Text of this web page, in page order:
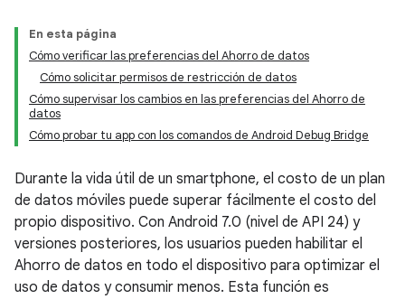
En esta página
Cómo verificar las preferencias del Ahorro de datos
Cómo solicitar permisos de restricción de datos
Cómo supervisar los cambios en las preferencias del Ahorro de
datos
Cómo probar tu app con los comandos de Android Debug Bridge
Durante la vida útil de un smartphone, el costo de un plan
de datos móviles puede superar fácilmente el costo del
propio dispositivo. Con Android 7.0 (nivel de API 24) y
versiones posteriores, los usuarios pueden habilitar el
Ahorro de datos en todo el dispositivo para optimizar el
uso de datos y consumir menos. Esta función es